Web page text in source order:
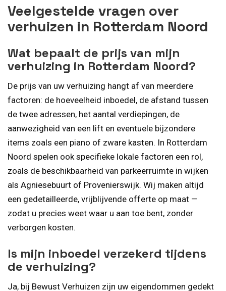
Veelgestelde vragen over
verhuizen in Rotterdam Noord
Wat bepaalt de prijs van mijn
verhuizing in Rotterdam Noord?
De prijs van uw verhuizing hangt af van meerdere
factoren: de hoeveelheid inboedel, de afstand tussen
de twee adressen, het aantal verdiepingen, de
aanwezigheid van een lift en eventuele bijzondere
items zoals een piano of zware kasten. In Rotterdam
Noord spelen ook specifieke lokale factoren een rol,
zoals de beschikbaarheid van parkeerruimte in wijken
als Agniesebuurt of Provenierswijk. Wij maken altijd
een gedetailleerde, vrijblijvende offerte op maat —
zodat u precies weet waar u aan toe bent, zonder
verborgen kosten.
Is mijn inboedel verzekerd tijdens
de verhuizing?
Ja, bij Bewust Verhuizen zijn uw eigendommen gedekt